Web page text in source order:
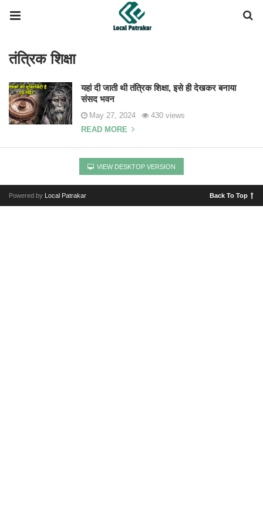
तंत्रिक शिक्षा
यहां दी जाती थी तंत्रिक शिक्षा, इसे ही देखकर बनाया
संसद भवन
May 27, 2024
430 views
READ MORE
VIEW DESKTOP VERSION
Powered by Local Patrakar Back To Top